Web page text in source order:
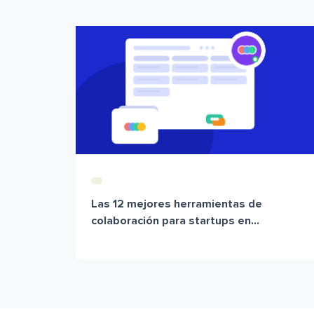
Las 12 mejores herramientas de
colaboración para startups en...